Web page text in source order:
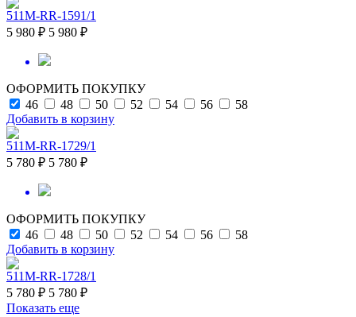
511M-RR-1591/1
5 980 ₽ 5 980 ₽
ОФОРМИТЬ ПОКУПКУ
46
48 50 52 54 56
58
Добавить в корзину
511M-RR-1729/1
5 780 ₽ 5 780 ₽
ОФОРМИТЬ ПОКУПКУ
46
48 50 52 54 56
58
Добавить в корзину
511M-RR-1728/1
5 780 ₽ 5 780 ₽
Показать еще